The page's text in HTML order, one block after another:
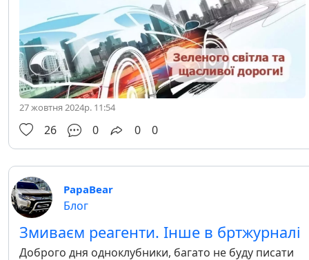
27 жовтня 2024р. 11:54
26 0 0 0
PapaBear
Блог
Змиваєм реагенти. Інше в бртжурналі
Доброго дня одноклубники, багато не буду писати